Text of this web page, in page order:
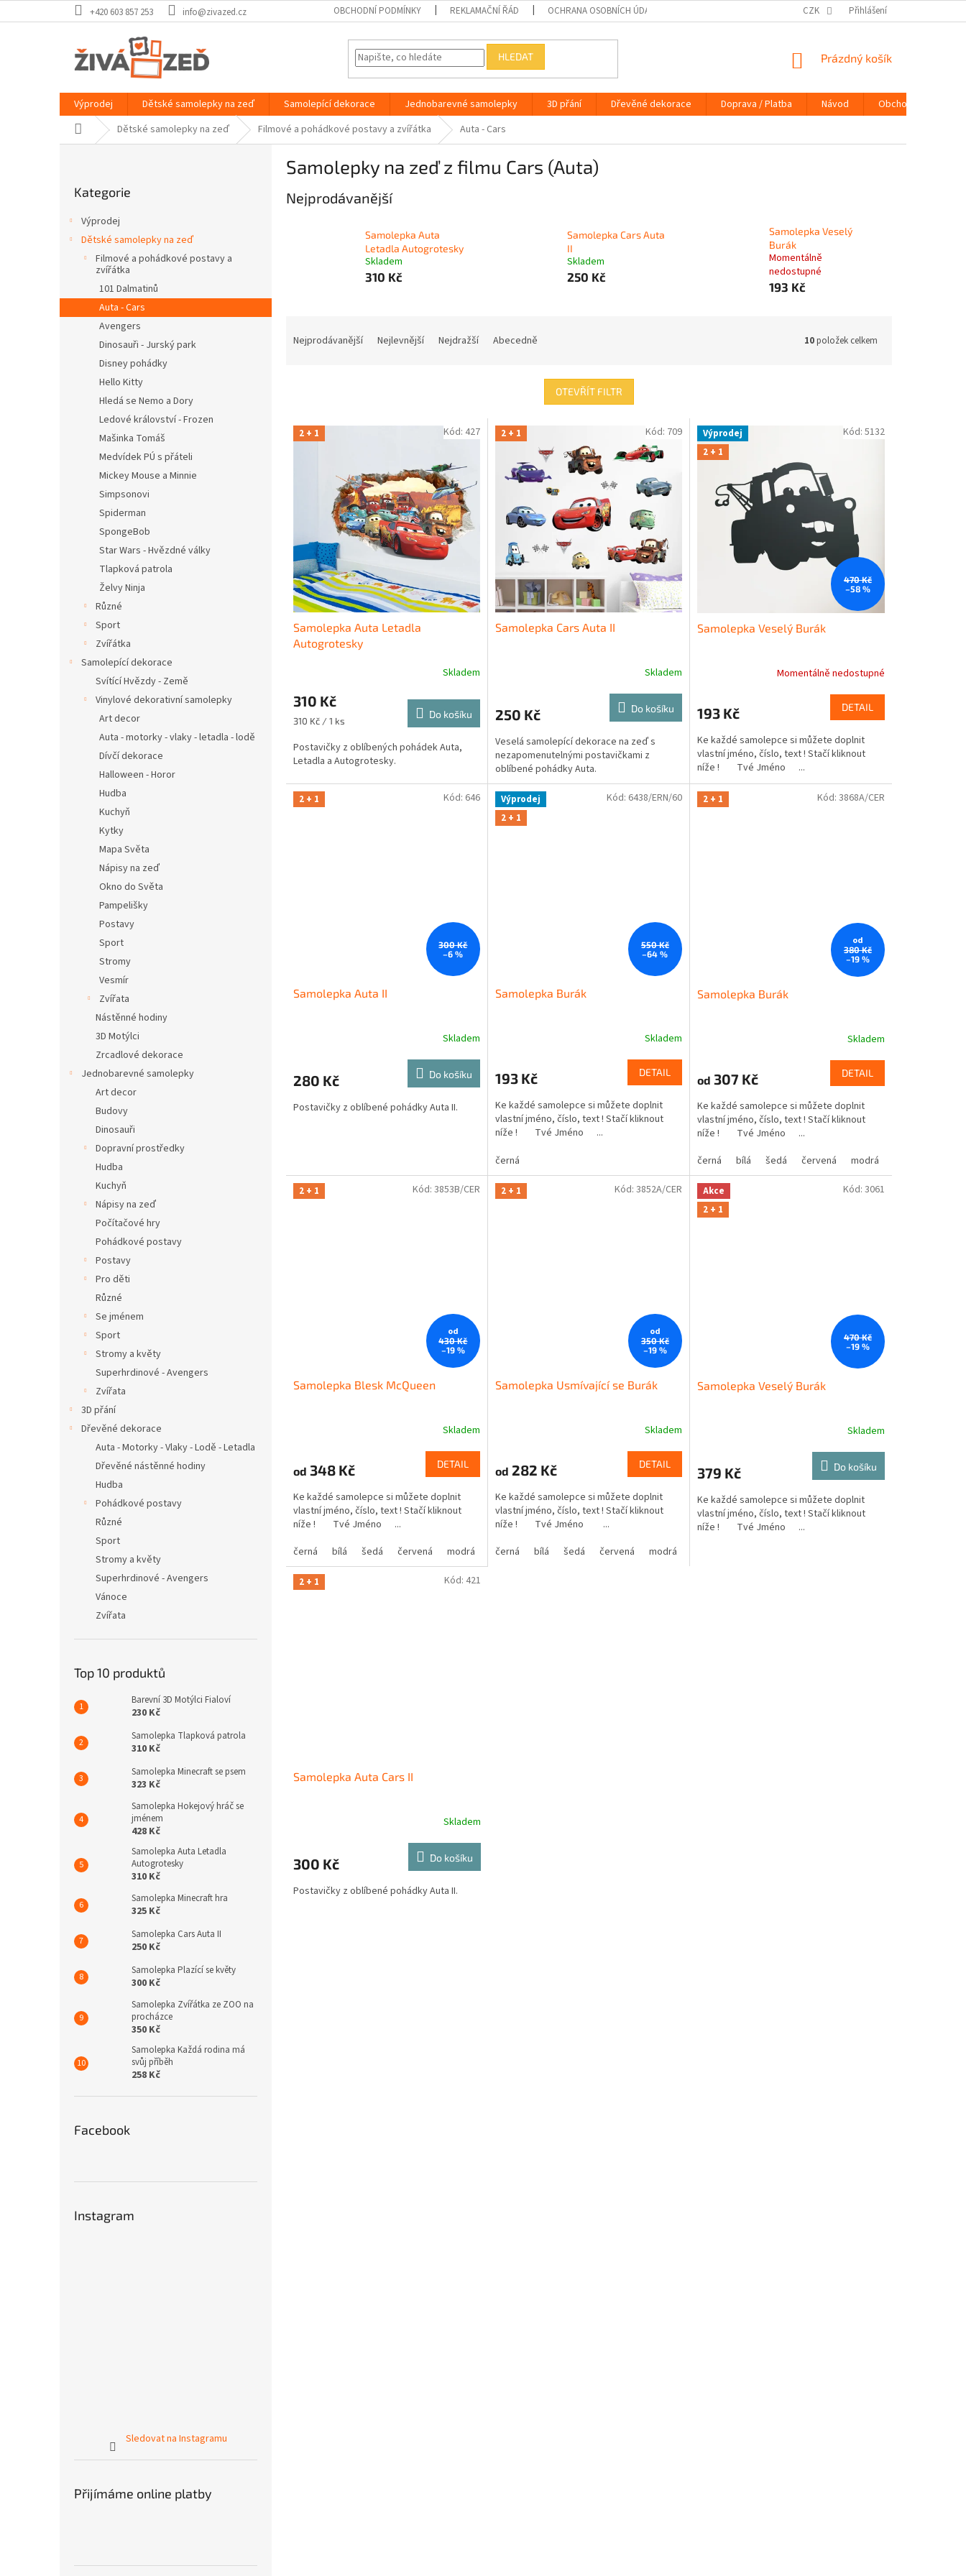
na
+420 603 857 253 info@zivazed.cz OBCHODNÍ PODMÍNKY REKLAMAČNÍ ŘÁD OCHRANA OSOBNÍCH ÚDAJŮ NÁVOD KONTAKTY
CZK Přihlášení
HLEDAT
NÁKUPNÍ
Prázdný košík
Výprodej Dětské samolepky na zeď Samolepící dekorace Jednobarevné samolepky 3D přání Dřevěné dekorace Doprava / Platba Návod
Obchodní podmínky
Domů Dětské samolepky na zeď Filmové a pohádkové postavy a zvířátka Auta - Cars
p
kategorie
Kategorie
Výprodej
Dětské samolepky na zeď
Filmové a pohádkové postavy a
zvířátka
101 Dalmatinů
Auta - Cars
Avengers
Dinosauři - Jurský park
Disney pohádky
Hello Kitty
Hledá se Nemo a Dory
Ledové království - Frozen
Mašinka Tomáš
Medvídek PÚ s přáteli
Mickey Mouse a Minnie
Simpsonovi
Spiderman
SpongeBob
Star Wars - Hvězdné války
Tlapková patrola
Želvy Ninja
Různé
Sport
Zvířátka
Samolepící dekorace
Svítící Hvězdy - Země
Vinylové dekorativní samolepky
Art decor
Auta - motorky - vlaky - letadla - lodě
Dívčí dekorace
Halloween - Horor
Hudba
Kuchyň
Kytky
Mapa Světa
Nápisy na zeď
Okno do Světa
Pampelišky
Postavy
Sport
Stromy
Vesmír
Zvířata
Nástěnné hodiny
3D Motýlci
Zrcadlové dekorace
Jednobarevné samolepky
Art decor
Budovy
Dinosauři
Dopravní prostředky
Hudba
Kuchyň
Nápisy na zeď
Počítačové hry
Pohádkové postavy
Postavy
Pro děti
Různé
Se jménem
Sport
Stromy a květy
Superhrdinové - Avengers
Zvířata
3D přání
Dřevěné dekorace
Auta - Motorky - Vlaky - Lodě - Letadla
Dřevěné nástěnné hodiny
Hudba
Pohádkové postavy
Různé
Sport
Stromy a květy
Superhrdinové - Avengers
Vánoce
Zvířata
Top 10 produktů
Barevní 3D Motýlci Fialoví
230 Kč
Samolepka Tlapková patrola
310 Kč
Samolepka Minecraft se psem
323 Kč
Samolepka Hokejový hráč se
jménem
428 Kč
Samolepka Auta Letadla
Autogrotesky
310 Kč
Samolepka Minecraft hra
325 Kč
Samolepka Cars Auta II
250 Kč
Samolepka Plazící se květy
300 Kč
Samolepka Zvířátka ze ZOO na
procházce
350 Kč
Samolepka Každá rodina má
svůj příběh
258 Kč
Facebook
Instagram
Sledovat na Instagramu
Přijímáme online platby
Samolepky na zeď z filmu Cars (Auta)
Nejprodávanější
Samolepka Auta
Letadla Autogrotesky
Skladem
310 Kč
Samolepka Cars Auta
II
Skladem
250 Kč
Samolepka Veselý
Burák
Momentálně
nedostupné
193 Kč
Nejprodávanější Nejlevnější Nejdražší Abecedně 10položek celkem
OTEVŘÍT FILTR
V 2 + 1
Samolepka Auta Letadla
Autogrotesky
Skladem
310 Kč
Měrná
310 Kč / 1 ks
Do košíku
Postavičky z oblíbených pohádek Auta,
Letadla a Autogrotesky.
Kód: 427 2 + 1
Samolepka Cars Auta II
Skladem
250 Kč Do košíku
Veselá samolepící dekorace na zeď s
nezapomenutelnými postavičkami z
oblíbené pohádky Auta.
Kód: 709
Výprodej
2 + 1
470 Kč
–58 %
Samolepka Veselý Burák
Momentálně nedostupné
193 Kč DETAIL
Ke každé samolepce si můžete doplnit
vlastní jméno, číslo, text ! Stačí kliknout
níže ! Tvé Jméno ...
Kód: 5132
2 + 1
300 Kč
–6 %
Samolepka Auta II
Skladem
280 Kč Do košíku
Postavičky z oblíbené pohádky Auta II.
Kód: 646
Výprodej
2 + 1
550 Kč
–64 %
Samolepka Burák
Skladem
193 Kč DETAIL
Ke každé samolepce si můžete doplnit
vlastní jméno, číslo, text ! Stačí kliknout
níže ! Tvé Jméno ...
černá
Kód: 6438/ERN/60 2 + 1
od
380 Kč
–19 %
Samolepka Burák
Skladem
od 307 Kč DETAIL
Ke každé samolepce si můžete doplnit
vlastní jméno, číslo, text ! Stačí kliknout
níže ! Tvé Jméno ...
černá
bílá šedá červená modrá
Kód: 3868A/CER
2 + 1
od
430 Kč
–19 %
Samolepka Blesk McQueen
Skladem
od 348 Kč DETAIL
Ke každé samolepce si můžete doplnit
vlastní jméno, číslo, text ! Stačí kliknout
níže ! Tvé Jméno ...
černá
bílá šedá červená modrá žlutá zelená růžová fialová oranžová
Kód: 3853B/CER 2 + 1
od
350 Kč
–19 %
Samolepka Usmívající se Burák
Skladem
od 282 Kč DETAIL
Ke každé samolepce si můžete doplnit
vlastní jméno, číslo, text ! Stačí kliknout
níže ! Tvé Jméno ...
černá
bílá šedá červená modrá
Kód: 3852A/CER
Akce
2 + 1
470 Kč
–19 %
Samolepka Veselý Burák
Skladem
379 Kč Do košíku
Ke každé samolepce si můžete doplnit
vlastní jméno, číslo, text ! Stačí kliknout
níže ! Tvé Jméno ...
Kód: 3061
2 + 1
Samolepka Auta Cars II
Skladem
300 Kč Do košíku
Postavičky z oblíbené pohádky Auta II.
Kód: 421